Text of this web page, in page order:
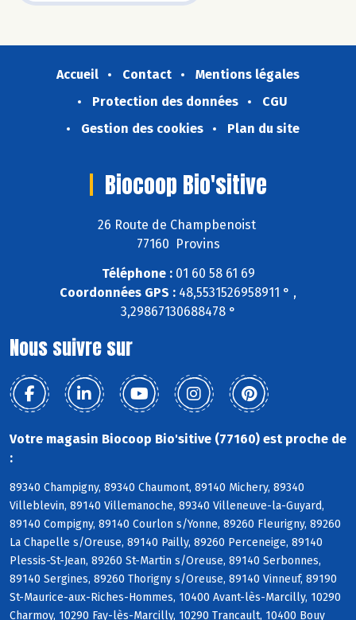
Accueil Contact
Mentions légales
Protection des données
CGU
Gestion des cookies
Plan du site
Biocoop Bio'sitive
26 Route de Champbenoist
77160 Provins
Téléphone :01 60 58 61 69
Coordonnées GPS : 48,5531526958911 ° ,
3,29867130688478 °
Nous suivre sur
Votre magasin Biocoop Bio'sitive (77160) est proche de
:
89340 Champigny, 89340 Chaumont, 89140 Michery, 89340
Villeblevin, 89140 Villemanoche, 89340 Villeneuve-la-Guyard,
89140 Compigny, 89140 Courlon s/Yonne, 89260 Fleurigny, 89260
La Chapelle s/Oreuse, 89140 Pailly, 89260 Perceneige, 89140
Plessis-St-Jean, 89260 St-Martin s/Oreuse, 89140 Serbonnes,
89140 Sergines, 89260 Thorigny s/Oreuse, 89140 Vinneuf, 89190
St-Maurice-aux-Riches-Hommes, 10400 Avant-lès-Marcilly, 10290
Charmoy, 10290 Fay-lès-Marcilly, 10290 Trancault, 10400 Bouy